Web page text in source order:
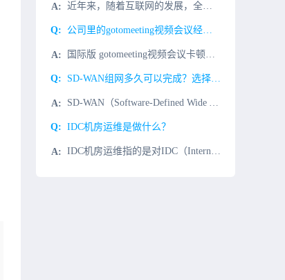
近年来，随着互联网的发展，全球IDC行业的需求不断增长。例如，通过互联网+快速发展的大型企业往往对数据机房的机柜有很大的需求。通过机柜部署服务器获得足够的网络和电力资源。香港机房的机柜一直是国内外用户
公司里的gotomeeting视频会议经常卡顿怎么解决？
国际版 gotomeeting视频会议卡顿一般是这几个原因造成。 1、企业办公计算机性能不足，造成打开缓慢；解决办法：重点升级计算机cpu和内存。 2、网络问题：由国外客户发起gotomeeting视...
SD-WAN组网多久可以完成？选择服务商需注意什么？
SD-WAN（Software-Defined Wide Area Network，软件定义广域网）作为近年来企业网络架构的新宠，以其优越的灵活性、快速部署和成本效益高等特性逐渐成为广域网技术的革新方
IDC机房运维是做什么？
IDC机房运维指的是对IDC（Internet Data Center）机房的管理和维护，具体包括：设备维护：确保机房的设备，如服务器、存储、网络设备等，处于正常运行状态。环境监控：监测机房的温度、湿